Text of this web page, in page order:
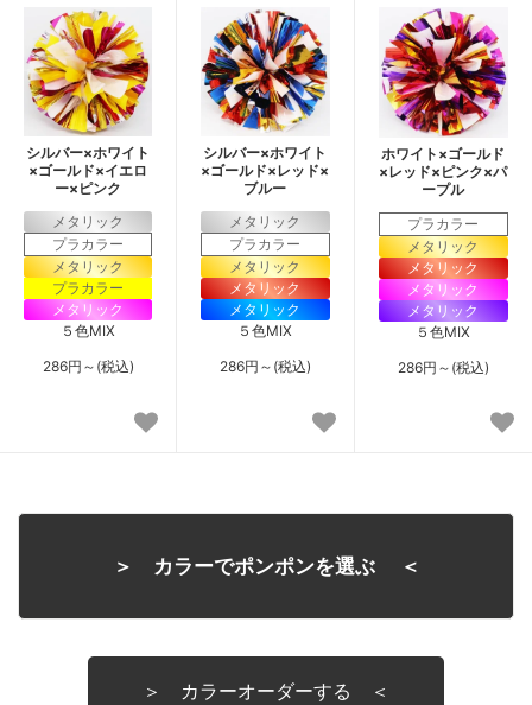
シルバー×ホワイト
×ゴールド×イエロ
ー×ピンク
メタリック
プラカラー
メタリック
プラカラー
メタリック
５色MIX
286円～(税込)
シルバー×ホワイト
×ゴールド×レッド×
ブルー
メタリック
プラカラー
メタリック
メタリック
メタリック
５色MIX
286円～(税込)
ホワイト×ゴールド
×レッド×ピンク×パ
ープル
プラカラー
メタリック
メタリック
メタリック
メタリック
５色MIX
286円～(税込)
＞ カラーでポンポンを選ぶ ＜
＞ カラーオーダーする ＜